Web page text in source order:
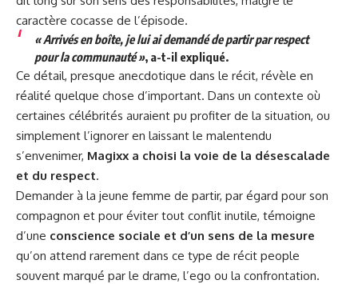
caractère cocasse de l’épisode.
« Arrivés en boîte, je lui ai demandé de partir par respect
pour la communauté », a-t-il expliqué.
Ce détail, presque anecdotique dans le récit, révèle en
réalité quelque chose d’important. Dans un contexte où
certaines célébrités auraient pu profiter de la situation, ou
simplement l’ignorer en laissant le malentendu
s’envenimer, Magixx a choisi la voie de la désescalade
et du respect.
Demander à la jeune femme de partir, par égard pour son
compagnon et pour éviter tout conflit inutile, témoigne
d’une conscience sociale et d’un sens de la mesure
qu’on attend rarement dans ce type de récit people
souvent marqué par le drame, l’ego ou la confrontation.